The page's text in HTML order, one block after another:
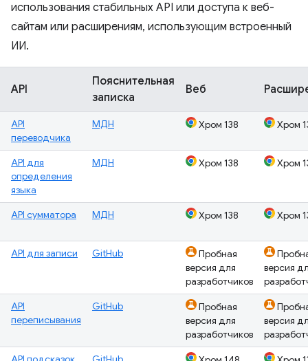
использования стабильных API или доступа к веб-
сайтам или расширениям, использующим встроенный
ИИ.
API
Пояснительная
записка
Веб
API
переводчика
МДН Хром 138 Хром
API для
определения
языка
МДН Хром 138 Хром
API сумматора МДН Хром 138 Хром
API для записи GitHub
Пробная
версия для
разработчиков
версия
API
переписывания
GitHub
Пробная
версия для
разработчиков
версия